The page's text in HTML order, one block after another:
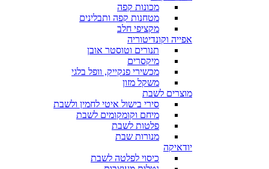
מכונות קפה
מטחנות קפה ותבלינים
מקציפי חלב
אפייה וקונדיטוריה
תנורים וטוסטר אובן
מיקסרים
מכשירי פנקייק, וופל בלגי
משקל מזון
מוצרים לשבת
סירי בישול איטי לחמין ולשבת
מיחם וקומקומים לשבת
פלטות לשבת
מנורות שבת
יודאיקה
כיסוי לפלטה לשבת